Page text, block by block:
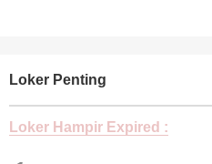
Loker Penting
Loker Hampir Expired :